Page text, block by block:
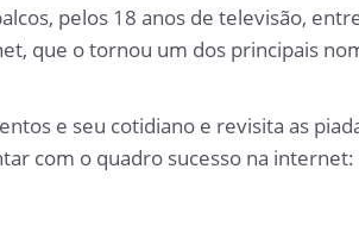
pelos 18 anos de televisão,
que o tornou um dos principais
e seu cotidiano e revisita as
com o quadro sucesso na internet: